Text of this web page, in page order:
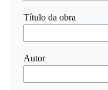
Título da obra
Autor